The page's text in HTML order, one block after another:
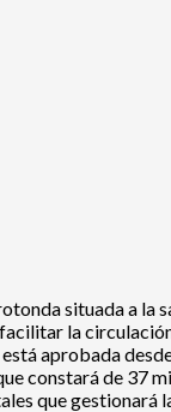
situada a la
la
aprobada
constará de 37
que gestionará